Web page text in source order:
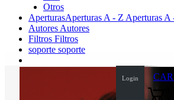
Otros
AperturasAperturas A - Z Aperturas A
Autores Autores
Filtros Filtros
soporte soporte
Login